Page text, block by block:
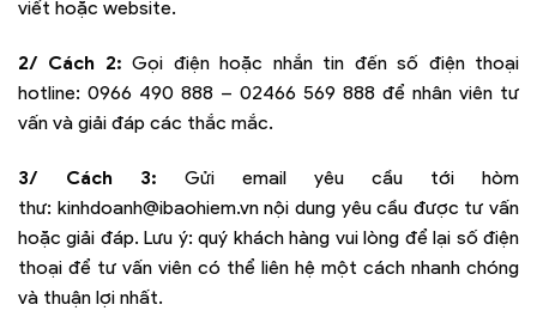
viết hoặc website.
2/ Cách 2: Gọi điện hoặc nhắn tin đến số điện thoại
hotline: 0966 490 888 – 02466 569 888 để nhân viên tư
vấn và giải đáp các thắc mắc.
3/ Cách 3: Gửi email yêu cầu tới hòm
thư: kinhdoanh@ibaohiem.vnnội dung yêu cầu được tư vấn
hoặc giải đáp. Lưu ý: quý khách hàng vui lòng để lại số điện
thoại để tư vấn viên có thể liên hệ một cách nhanh chóng
và thuận lợi nhất.